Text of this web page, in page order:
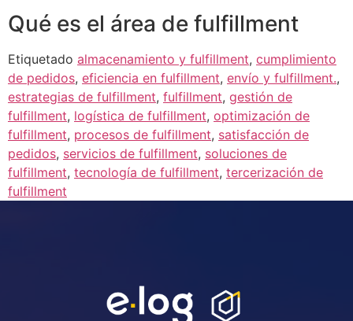
Qué es el área de fulfillment
Etiquetado almacenamiento y fulfillment, cumplimiento
de pedidos, eficiencia en fulfillment, envío y fulfillment.,
estrategias de fulfillment, fulfillment, gestión de
fulfillment, logística de fulfillment, optimización de
fulfillment, procesos de fulfillment, satisfacción de
pedidos, servicios de fulfillment, soluciones de
fulfillment, tecnología de fulfillment, tercerización de
fulfillment